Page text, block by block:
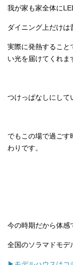
我が家も家全体に
ダイニング上だけは
実際に発熱すること
い光を届けてくれま
つけっぱなしにして
でもこの場で過ご
わりです。
今の時期だから体感
全国のソラマドモデ